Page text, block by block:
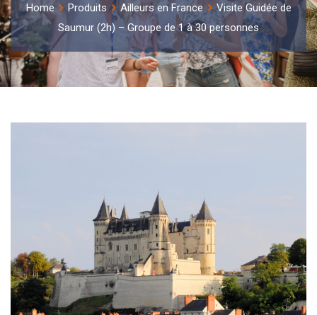
Home Produits Ailleurs en France
Visite Guidée de
Saumur (2h) – Groupe de 1 à 30 personnes